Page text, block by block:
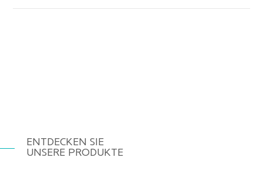
ENTDECKEN SIE
UNSERE PRODUKTE